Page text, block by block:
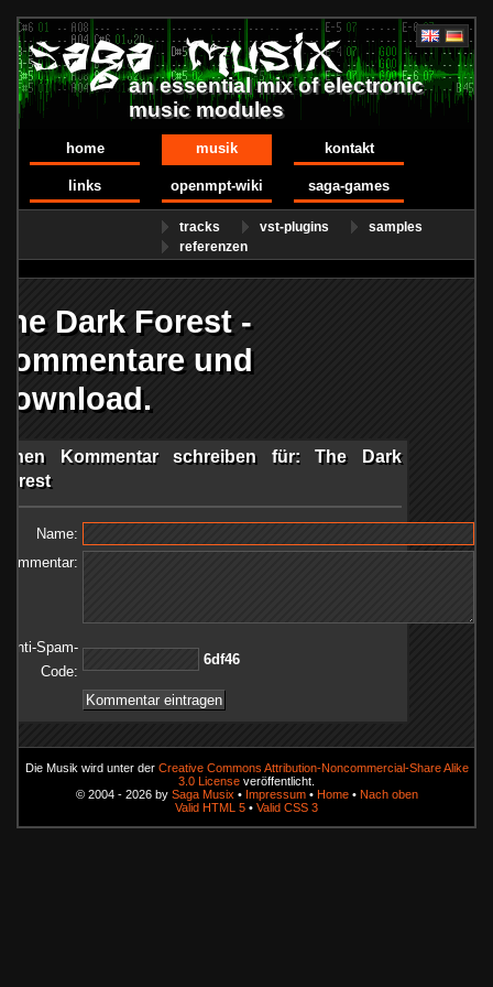
an essential mix of electronic
music modules
home musik kontakt
links openmpt-wiki saga-games
tracks vst-plugins
samples
referenzen
Dark Forest -
und
Kommentar schreiben für: The Dark
Name:
Kommentar:
Anti-Spam-
Code:
64fd6
Die Musik wird unter der Creative Commons Attribution-Noncommercial-Share Alike
3.0 License veröffentlicht.
© 2004 - 2026 by Saga Musix • Impressum• Home• Nach oben
Valid HTML 5 • Valid CSS 3